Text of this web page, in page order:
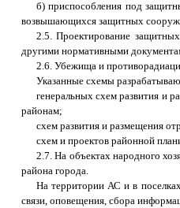
б) приспособления под
возвышающихся защитных
2.5. Проектирование
другими нормативными
2.6. Убежища и
Указанные схемы
генеральных схем развития и
районам;
схем развития и размещения
схем и проектов районной
2.7. На объектах народного
района города.
На территории АС и в
связи, оповещения, сбора